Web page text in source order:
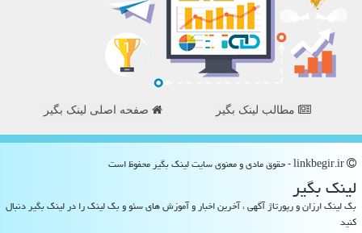
مطالب لینک بگیر صفحه اصلی لینک بگیر
لینك بگیر
بک لینک ارزان و رپورتاژ آگهی ، آخرین اخبار و آموزش های سئو و بک لینک را در لینک بگیر دنبال
کنید